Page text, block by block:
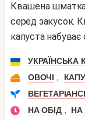
Квашена
серед закусок.
капуста
УКРАЇНСЬКА
ОВОЧІ ,
НА ОБІД ,
НА